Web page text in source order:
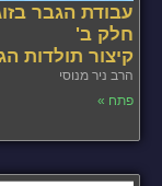
עבודת הגבר
חלק ב'
קיצור תולדות
הרב ניר מנוסי
פתח »